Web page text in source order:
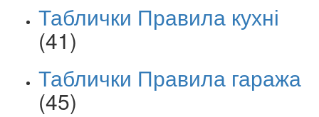
Таблички Правила кухні
(41)
Таблички Правила гаража
(45)